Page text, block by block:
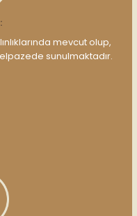
mevcut olup,
sunulmaktadır.